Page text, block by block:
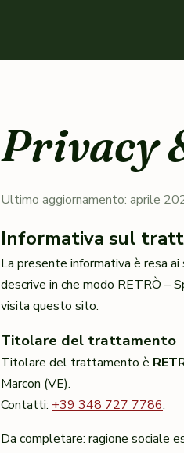
Privacy
Ultimo aggiornamento: aprile
Informativa sul
La presente informativa è resa
descrive in che modo RETRÒ –
visita questo sito.
Titolare del trattamento
Titolare del trattamento è
Marcon (VE).
Contatti: +39 348 727 7786.
Da completare: ragione sociale